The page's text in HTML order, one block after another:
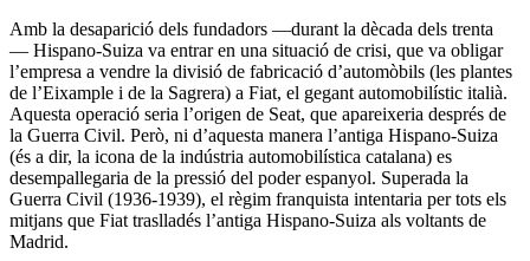
Amb la desaparició dels fundadors —durant la dècada dels trenta
— Hispano-Suiza va entrar en una situació de crisi, que va obligar
l’empresa a vendre la divisió de fabricació d’automòbils (les plantes
de l’Eixample i de la Sagrera) a Fiat, el gegant automobilístic italià.
Aquesta operació seria l’origen de Seat, que apareixeria després de
la Guerra Civil. Però, ni d’aquesta manera l’antiga Hispano-Suiza
(és a dir, la icona de la indústria automobilística catalana) es
desempallegaria de la pressió del poder espanyol. Superada la
Guerra Civil (1936-1939), el règim franquista intentaria per tots els
mitjans que Fiat traslladés l’antiga Hispano-Suiza als voltants de
Madrid.